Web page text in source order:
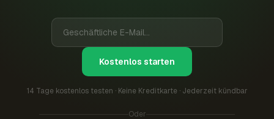
Kostenlos starten
14 Tage kostenlos testen · Keine Kreditkarte · Jederzeit kündbar
Oder